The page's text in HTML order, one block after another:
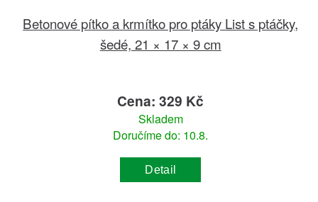
Betonové pítko a krmítko pro ptáky List s ptáčky,
šedé, 21 × 17 × 9 cm
Cena: 329 Kč
Skladem
Doručíme do: 10.8.
Detail